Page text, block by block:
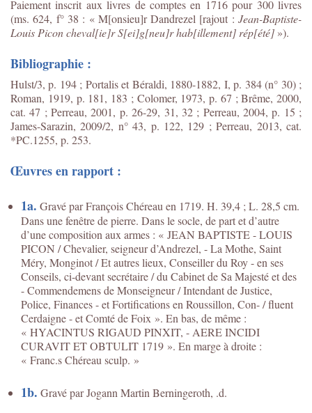
Paiement inscrit aux livres de comptes en 1716 pour 300 livres
(ms. 624, f° 38 : « M[onsieu]r Dandrezel [rajout : Jean-Baptiste-
Louis Picon cheval[ie]r S[ei]g[neu]r hab[illement] rép[été] »).
Bibliographie :
Hulst/3, p. 194 ; Portalis et Béraldi, 1880-1882, I, p. 384 (n° 30) ;
Roman, 1919, p. 181, 183 ; Colomer, 1973, p. 67 ; Brême, 2000,
cat. 47 ; Perreau, 2001, p. 26-29, 31, 32 ; Perreau, 2004, p. 15 ;
James-Sarazin, 2009/2, n° 43, p. 122, 129 ; Perreau, 2013, cat.
*PC.1255, p. 253.
Œuvres en rapport :
1a. Gravé par François Chéreau en 1719. H. 39,4 ; L. 28,5 cm.
Dans une fenêtre de pierre. Dans le socle, de part et d’autre
d’une composition aux armes : « JEAN BAPTISTE - LOUIS
PICON / Chevalier, seigneur d’Andrezel, - La Mothe, Saint
Méry, Monginot / Et autres lieux, Conseiller du Roy - en ses
Conseils, ci-devant secrétaire / du Cabinet de Sa Majesté et des
- Commendemens de Monseigneur / Intendant de Justice,
Police, Finances - et Fortifications en Roussillon, Con- / fluent
Cerdaigne - et Comté de Foix ». En bas, de même :
« HYACINTUS RIGAUD PINXIT, - AERE INCIDI
CURAVIT ET OBTULIT 1719 ». En marge à droite :
« Franc.s Chéreau sculp. »
1b. Gravé par Jogann Martin Berningeroth, .d.